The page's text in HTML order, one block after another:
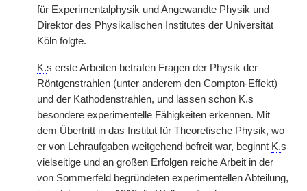
für Experimentalphysik und Angewandte Physik und
Direktor des Physikalischen Institutes der Universität
Köln folgte.
K.s erste Arbeiten betrafen Fragen der Physik der
Röntgenstrahlen (unter anderem den Compton-Effekt)
und der Kathodenstrahlen, und lassen schon K.s
besondere experimentelle Fähigkeiten erkennen. Mit
dem Übertritt in das Institut für Theoretische Physik, wo
er von Lehraufgaben weitgehend befreit war, beginnt K.s
vielseitige und an großen Erfolgen reiche Arbeit in der
von Sommerfeld begründeten experimentellen Abteilung,